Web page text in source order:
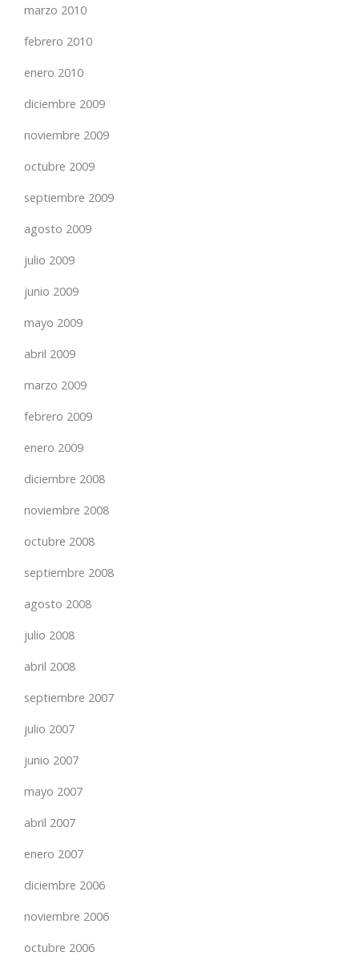
marzo 2010
febrero 2010
enero 2010
diciembre 2009
noviembre 2009
octubre 2009
septiembre 2009
agosto 2009
julio 2009
junio 2009
mayo 2009
abril 2009
marzo 2009
febrero 2009
enero 2009
diciembre 2008
noviembre 2008
octubre 2008
septiembre 2008
agosto 2008
julio 2008
abril 2008
septiembre 2007
julio 2007
junio 2007
mayo 2007
abril 2007
enero 2007
diciembre 2006
noviembre 2006
octubre 2006